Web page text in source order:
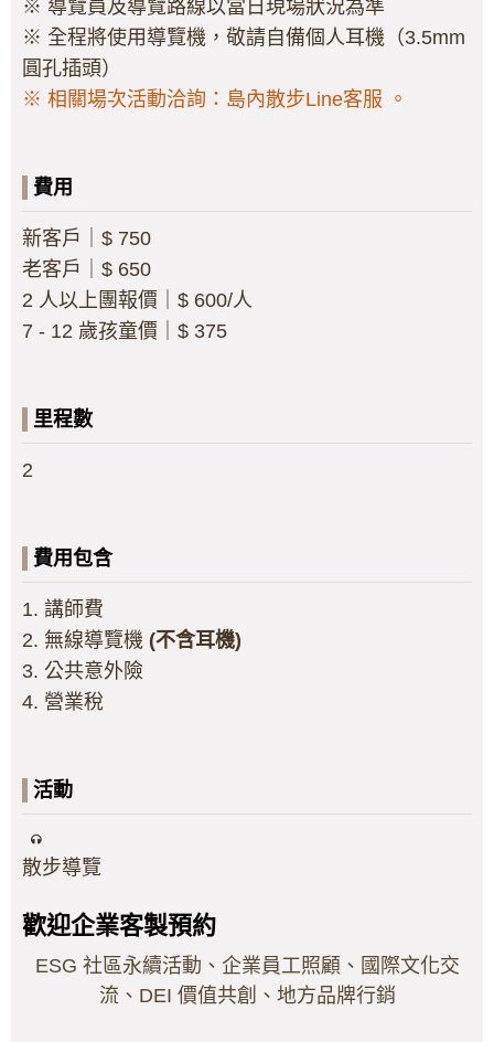
※ 導覽員及導覽路線以當日現場狀況為準
※ 全程將使用導覽機，敬請自備個人耳機（3.5mm
圓孔插頭）
※ 相關場次活動洽詢：島內散步Line客服 。
費用
新客戶｜$ 750
老客戶｜$ 650
2 人以上團報價｜$ 600/人
7 - 12 歲孩童價｜$ 375
里程數
2
費用包含
1. 講師費
2. 無線導覽機 (不含耳機)
3. 公共意外險
4. 營業稅
活動
散步導覽
歡迎企業客製預約
ESG 社區永續活動、企業員工照顧、國際文化交
流、DEI 價值共創、地方品牌行銷